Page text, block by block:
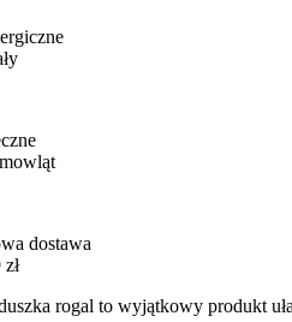
dostawa
rogal to wyjątkowy produkt